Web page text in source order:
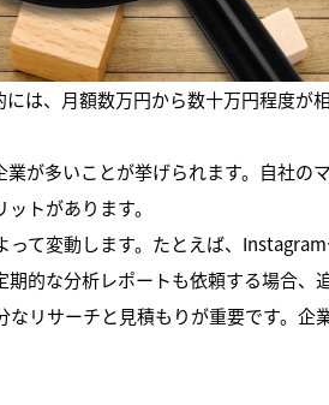
は、月額数万円から数十万円程度
が多いことが挙げられます。自社
トがあります。
て変動します。たとえば、
的な分析レポートも依頼する場合、
リサーチと見積もりが重要です。